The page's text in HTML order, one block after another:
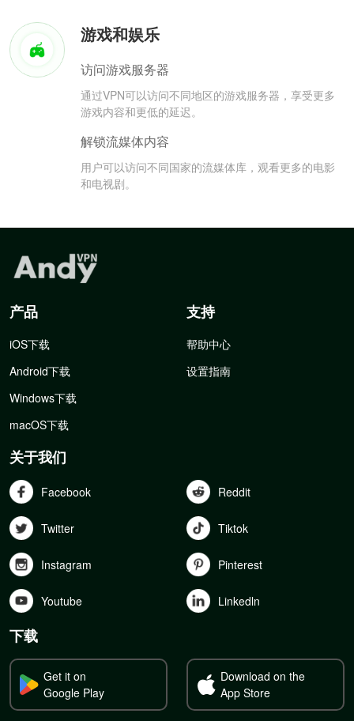
游戏和娱乐
访问游戏服务器
通过VPN可以访问不同地区的游戏服务器，享受更多
游戏内容和更低的延迟。
解锁流媒体内容
用户可以访问不同国家的流媒体库，观看更多的电影
和电视剧。
产品
iOS下载
Android下载
Windows下载
macOS下载
支持
帮助中心
设置指南
关于我们
Facebook Reddit
Twitter Tiktok
Instagram Pinterest
Youtube Linkedln
下载
Get it on
Google Play
Download on the
App Store